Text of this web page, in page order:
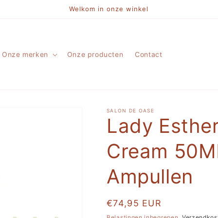
Welkom in onze winkel
Onze merken Onze producten Contact
SALON DE OASE
Lady
Cream
Ampullen
Normale
€74,95 EUR